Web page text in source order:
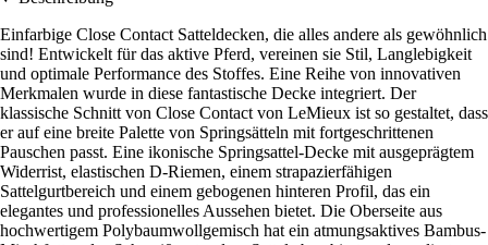
Einfarbige Close Contact Satteldecken, die alles andere als gewöhnlich
sind! Entwickelt für das aktive Pferd, vereinen sie Stil, Langlebigkeit
und optimale Performance des Stoffes. Eine Reihe von innovativen
Merkmalen wurde in diese fantastische Decke integriert. Der
klassische Schnitt von Close Contact von LeMieux ist so gestaltet, dass
er auf eine breite Palette von Springsätteln mit fortgeschrittenen
Pauschen passt. Eine ikonische Springsattel-Decke mit ausgeprägtem
Widerrist, elastischen D-Riemen, einem strapazierfähigen
Sattelgurtbereich und einem gebogenen hinteren Profil, das ein
elegantes und professionelles Aussehen bietet. Die Oberseite aus
hochwertigem Polybaumwollgemisch hat ein atmungsaktives Bambus-